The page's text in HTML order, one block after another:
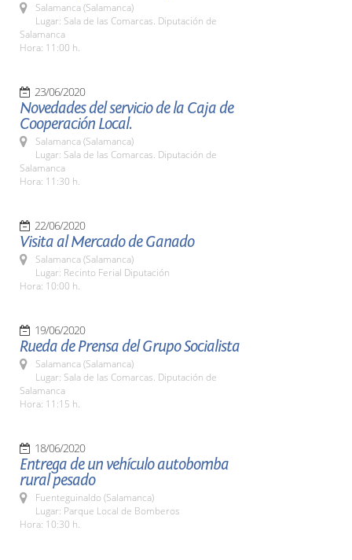
Salamanca (Salamanca)
Lugar: Sala de las Comarcas. Diputación de
Salamanca
Hora: 11:00 h.
23/06/2020
Novedades del servicio de la Caja de
Cooperación Local.
Salamanca (Salamanca)
Lugar: Sala de las Comarcas. Diputación de
Salamanca
Hora: 11:30 h.
22/06/2020
Visita al Mercado de Ganado
Salamanca (Salamanca)
Lugar: Recinto Ferial Diputación
Hora: 10:00 h.
19/06/2020
Rueda de Prensa del Grupo Socialista
Salamanca (Salamanca)
Lugar: Sala de las Comarcas. Diputación de
Salamanca
Hora: 11:15 h.
18/06/2020
Entrega de un vehículo autobomba
rural pesado
Fuenteguinaldo (Salamanca)
Lugar: Parque Local de Bomberos
Hora: 10:30 h.